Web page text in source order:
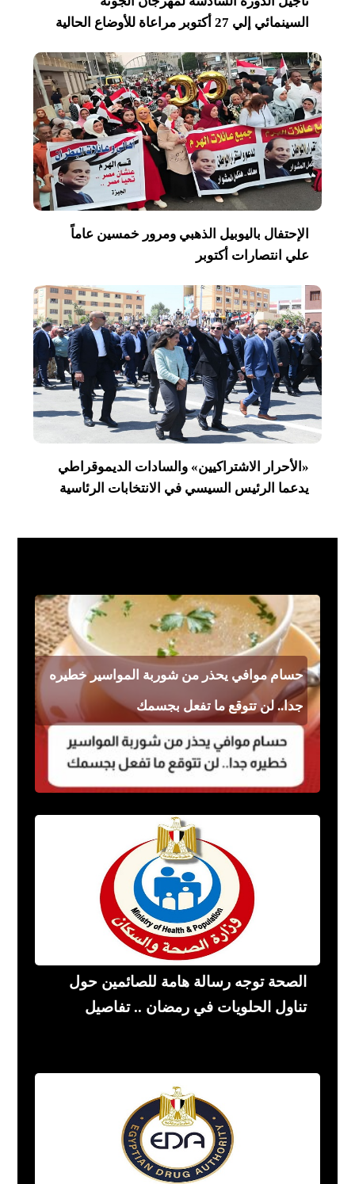
السينمائي إلي 27 أكتوبر مراعاة للأوضاع الحالية
الإحتفال باليوبيل الذهبي ومرور خمسين عاماً
علي انتصارات أكتوبر
«الأحرار الاشتراكيين» والسادات الديموقراطي
يدعما الرئيس السيسي في الانتخابات الرئاسية
حسام موافي يحذر من شوربة المواسير خطيره
جدا.. لن تتوقع ما تفعل بجسمك
الصحة توجه رسالة هامة للصائمين حول
تناول الحلويات في رمضان .. تفاصيل